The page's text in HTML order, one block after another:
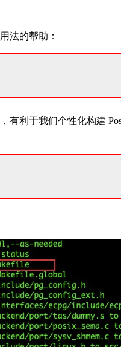
法的帮助：
有利于我们个性化构建